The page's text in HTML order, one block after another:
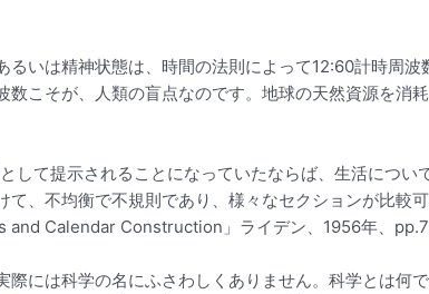
いは精神状態は、時間の法則によって12:60計時周
こそが、人類の盲点なのです。地球の天然資源を消
して提示されることになっていたならば、生活につ
、不均衡で不規則であり、様々なセクションが比較
and Calendar Construction」ライデン、1956年、
には科学の名にふさわしくありません。科学とは何